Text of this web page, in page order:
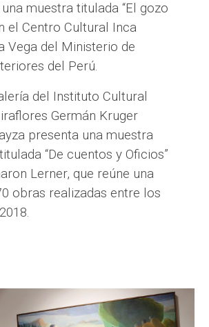
muestra titulada “El gozo
el Centro Cultural Inca
Vega del Ministerio de
del Perú.
del Instituto Cultural
Germán Kruger
presenta una muestra
“De cuentos y Oficios”
Lerner, que reúne una
obras realizadas entre los